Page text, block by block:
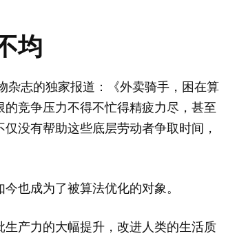
均
杂志的独家报道：《外卖骑手，困在算
竞争压力不得不忙得精疲力尽，甚至
没有帮助这些底层劳动者争取时间，
也成为了被算法优化的对象。
产力的大幅提升，改进人类的生活质